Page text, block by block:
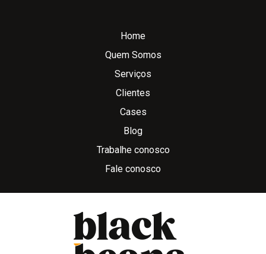
Home
Quem Somos
Serviços
Clientes
Cases
Blog
Trabalhe conosco
Fale conosco